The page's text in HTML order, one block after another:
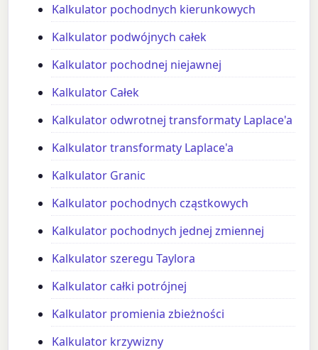
Kalkulator pochodnych kierunkowych
Kalkulator podwójnych całek
Kalkulator pochodnej niejawnej
Kalkulator Całek
Kalkulator odwrotnej transformaty Laplace'a
Kalkulator transformaty Laplace'a
Kalkulator Granic
Kalkulator pochodnych cząstkowych
Kalkulator pochodnych jednej zmiennej
Kalkulator szeregu Taylora
Kalkulator całki potrójnej
Kalkulator promienia zbieżności
Kalkulator krzywizny